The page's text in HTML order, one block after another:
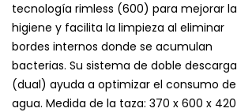
tecnología rimless (600) para mejorar la
higiene y facilita la limpieza al eliminar
bordes internos donde se acumulan
bacterias. Su sistema de doble descarga
(dual) ayuda a optimizar el consumo de
agua. Medida de la taza: 370 x 600 x 420